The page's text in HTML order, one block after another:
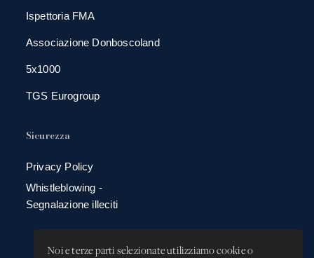
Noi e terze parti selezionate utilizziamo cookie o
Ispettoria FMA
Associazione Donboscoland
5x1000
TGS Eurogroup
Sicurezza
Privacy Policy
Whistleblowing -
Segnalazione illeciti